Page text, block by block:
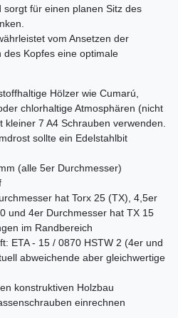
für einen planen Sitz des
vom Ansetzen der
des Kopfes eine optimale
Hölzer wie Cumarú,
chlorhaltige Atmosphären (nicht
7 A4 Schrauben verwenden.
sollte ein Edelstahlbit
(alle 5er Durchmesser)
hat Torx 25 (TX), 4,5er
und 4er Durchmesser hat TX 15
im Randbereich
ETA - 15 / 0870 HSTW 2 (4er und
abweichende aber gleichwertige
konstruktiven Holzbau
einrechnen